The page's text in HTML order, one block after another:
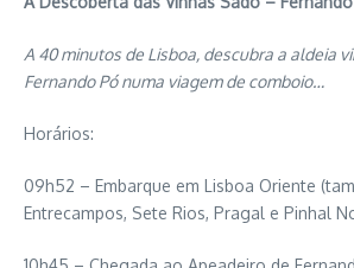
A 40 minutos de Lisboa, descubra a aldeia
Fernando Pó numa viagem de comboio…
Horários:
09h52 – Embarque em Lisboa Oriente
Entrecampos, Sete Rios, Pragal e Pinhal